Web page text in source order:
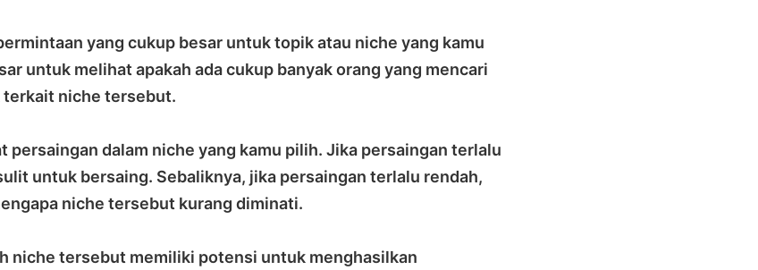
yang cukup besar untuk topik atau niche yang kamu
untuk melihat apakah ada cukup banyak orang yang mencari
niche tersebut.
persaingan dalam niche yang kamu pilih. Jika persaingan terlalu
untuk bersaing. Sebaliknya, jika persaingan terlalu rendah,
niche tersebut kurang diminati.
niche tersebut memiliki potensi untuk menghasilkan